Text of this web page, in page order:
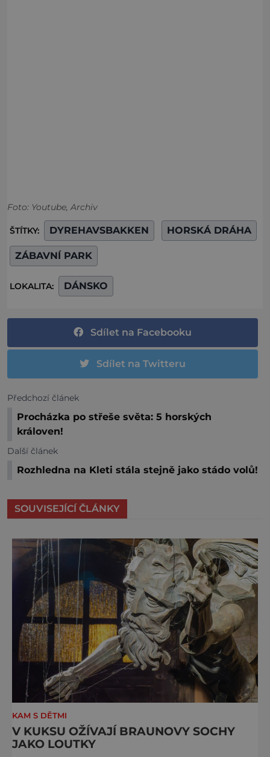
Foto: Youtube, Archiv
ŠTÍTKY: DYREHAVSBAKKEN HORSKÁ DRÁHA
ZÁBAVNÍ PARK
LOKALITA: DÁNSKO
Sdílet na Facebooku
Sdílet na Twitteru
Předchozí článek
Procházka po střeše světa: 5 horských
královen!
Další článek
Rozhledna na Kleti stála stejně jako stádo volů!
SOUVISEJÍCÍ ČLÁNKY
KAM S DĚTMI
V KUKSU OŽÍVAJÍ BRAUNOVY SOCHY
JAKO LOUTKY